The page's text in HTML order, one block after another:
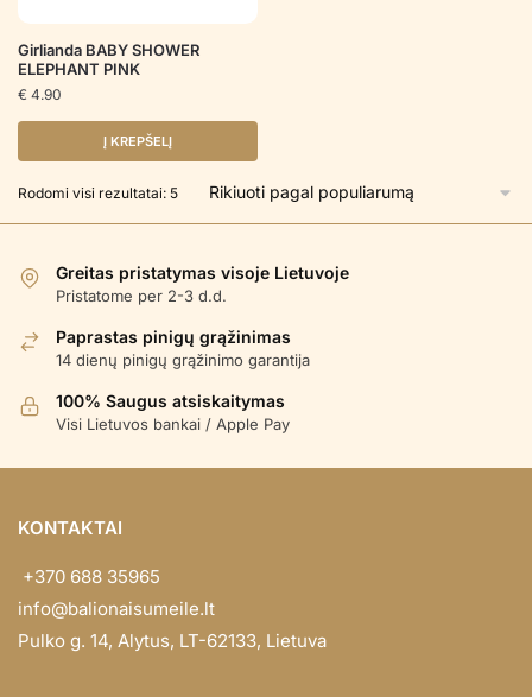
Girlianda BABY SHOWER
ELEPHANT PINK
€ 4.90
Į KREPŠELĮ
Rodomi visi rezultatai: 5Rūšiuojama
Greitas pristatymas visoje Lietuvoje
Pristatome per 2-3 d.d.
Paprastas pinigų grąžinimas
14 dienų pinigų grąžinimo garantija
100% Saugus atsiskaitymas
Visi Lietuvos bankai / Apple Pay
KONTAKTAI
+370 688 35965
info@balionaisumeile.lt
Pulko g. 14, Alytus, LT-62133, Lietuva